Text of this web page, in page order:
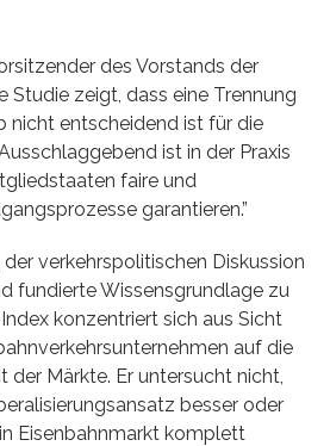
des Vorstands der
Studie zeigt, dass eine Trennung
nicht entscheidend ist für die
ist in der Praxis
faire und
garantieren.”
verkehrspolitischen Diskussion
fundierte Wissensgrundlage zu
konzentriert sich aus Sicht
auf die
der Märkte. Er untersucht nicht,
besser oder
Eisenbahnmarkt komplett